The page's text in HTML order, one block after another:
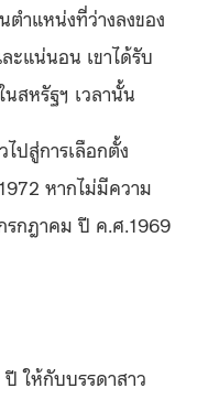
ตำแหน่งที่ว่างลงของ
แน่นอน เขาได้รับ
สหรัฐฯ เวลานั้น
ปสู่การเลือกตั้ง
หากไม่มีความ
กฎาคม ปี ค.ศ.1969
ให้กับบรรดาสาว